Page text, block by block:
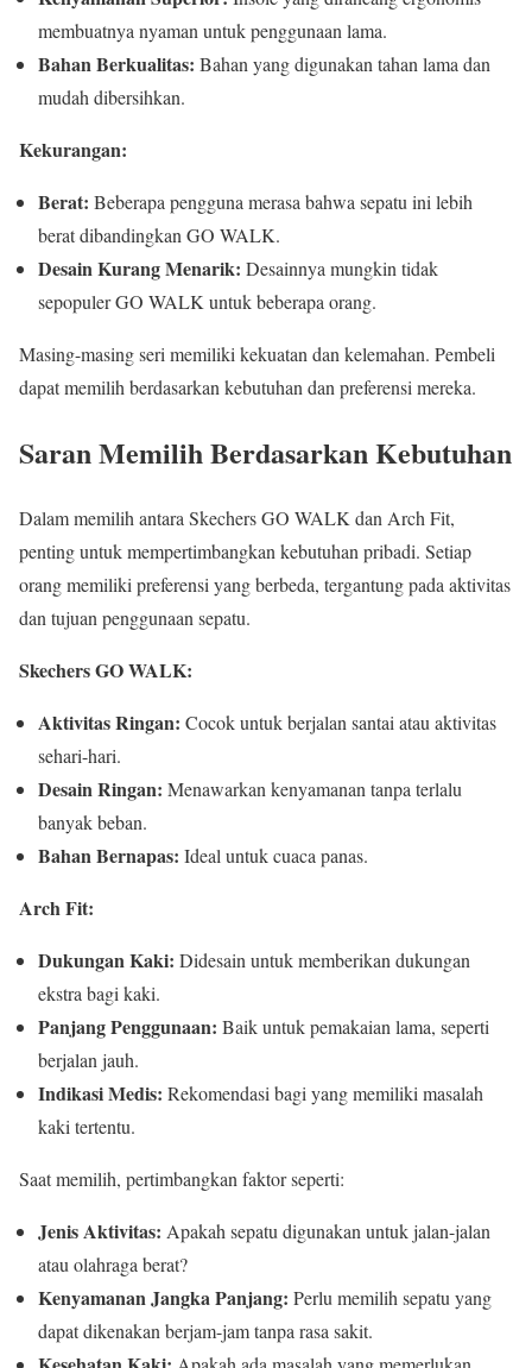
membuatnya nyaman untuk penggunaan lama.
Bahan Berkualitas: Bahan yang digunakan tahan lama dan
mudah dibersihkan.
Kekurangan:
Berat: Beberapa pengguna merasa bahwa sepatu ini lebih
berat dibandingkan GO WALK.
Desain Kurang Menarik: Desainnya mungkin tidak
sepopuler GO WALK untuk beberapa orang.
Masing-masing seri memiliki kekuatan dan kelemahan. Pembeli
dapat memilih berdasarkan kebutuhan dan preferensi mereka.
Saran Memilih Berdasarkan Kebutuhan
Dalam memilih antara Skechers GO WALK dan Arch Fit,
penting untuk mempertimbangkan kebutuhan pribadi. Setiap
orang memiliki preferensi yang berbeda, tergantung pada aktivitas
dan tujuan penggunaan sepatu.
Skechers GO WALK:
Aktivitas Ringan: Cocok untuk berjalan santai atau aktivitas
sehari-hari.
Desain Ringan: Menawarkan kenyamanan tanpa terlalu
banyak beban.
Bahan Bernapas: Ideal untuk cuaca panas.
Arch Fit:
Dukungan Kaki: Didesain untuk memberikan dukungan
ekstra bagi kaki.
Panjang Penggunaan: Baik untuk pemakaian lama, seperti
berjalan jauh.
Indikasi Medis: Rekomendasi bagi yang memiliki masalah
kaki tertentu.
Saat memilih, pertimbangkan faktor seperti:
Jenis Aktivitas: Apakah sepatu digunakan untuk jalan-jalan
atau olahraga berat?
Kenyamanan Jangka Panjang: Perlu memilih sepatu yang
dapat dikenakan berjam-jam tanpa rasa sakit.